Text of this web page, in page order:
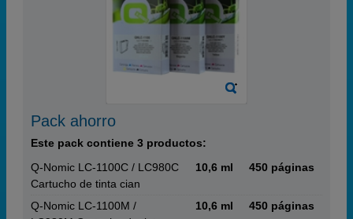
Pack ahorro
Este pack contiene 3 productos:
Q-Nomic LC-1100C / LC980C
Cartucho de tinta cian
10,6 ml 450 páginas
Q-Nomic LC-1100M /
10,6 ml 450 páginas